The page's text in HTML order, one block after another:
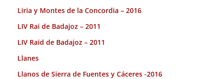
Liria y Montes de la Concordia – 2016
LIV Rai de Badajoz – 2011
LIV Raid de Badajoz – 2011
Llanes
Llanos de Sierra de Fuentes y Cáceres -2016